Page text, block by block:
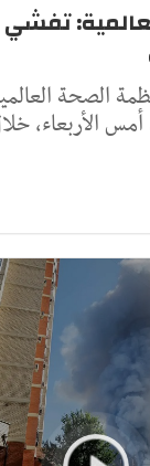
تفشي
الصحة
الأربعاء،